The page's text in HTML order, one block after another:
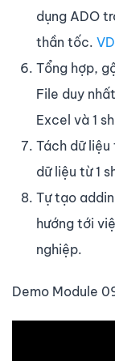
dụng ADO
thần tốc. VD
Tổng hợp,
File duy
Excel và 1
Tách dữ
dữ liệu từ 1
Tự tạo
hướng tới
nghiệp.
Demo Module